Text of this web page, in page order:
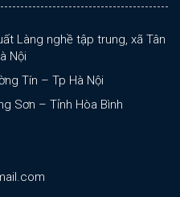
Làng nghề tập trung, xã Tân
Nội
Tín – Tp Hà Nội
Sơn – Tỉnh Hòa Bình